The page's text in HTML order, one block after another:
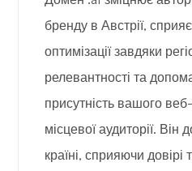
бренду в Австрії,
оптимізації завдяки
релевантності та
присутність вашого
місцевої аудиторії. Він
країні, сприяючи